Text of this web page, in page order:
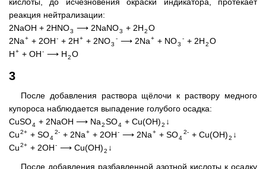
реакция нейтрализации:
2NaOH + 2HNO3 ⟶ 2NaNO3 + 2H2O
2Na+ + 2OH- + 2H+ + 2NO3
- ⟶ 2Na+ + NO3
- + 2H2O
H+ + OH- ⟶ H2O
3
После добавления раствора щёлочи к раствору медного
купороса наблюдается выпадение голубого осадка:
CuSO4 + 2NaOH ⟶ Na2SO4 + Cu(OH)2 ↓
Cu2+ + SO4
2- + 2Na+ + 2OH- ⟶ 2Na+ + SO4
2- + Cu(OH)2 ↓
Cu2+ + 2OH- ⟶ Cu(OH)2 ↓
После добавления разбавленной азотной кислоты к осадку